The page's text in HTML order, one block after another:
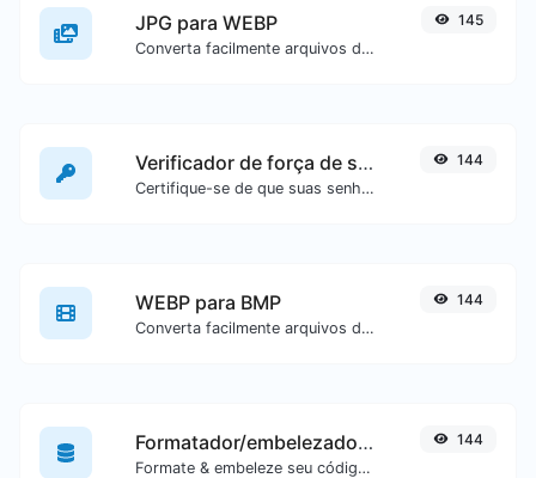
JPG para WEBP
Converta facilmente arquivos de imagem JPG para WEBP.
145
Verificador de força de senha
Certifique-se de que suas senhas sejam boas o suficiente.
144
WEBP para BMP
Converta facilmente arquivos de imagem WEBP para BMP.
144
Formatador/embelezador de SQL
Formate & embeleze seu código SQL com facilidade.
144